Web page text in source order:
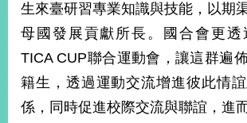
生來臺研習專業知識與技能，以期
母國發展貢獻所長。國合會更透
TICA CUP聯合運動會，讓這群遍
籍生，透過運動交流增進彼此情
係，同時促進校際交流與聯誼，進